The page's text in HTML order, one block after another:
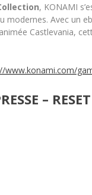
, KONAMI
modernes. Avec un
Castlevania,
www.konami.com/
–